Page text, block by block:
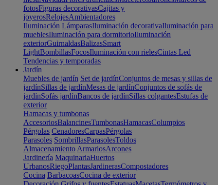
fotosFiguras decorativasCajitas y
joyerosRelojesAmbientadores
Iluminación LámparasIluminación decorativaIluminación para
mueblesIluminación para dormitorioIluminación
exteriorGuirnaldasBalizasSmart
LightBombillasFocosIluminación con rielesCintas Led
Tendencias y temporadas
Jardín
Muebles de jardín Set de jardínConjuntos de mesas y sillas de
jardínSillas de jardínMesas de jardínConjuntos de sofás de
jardínSofás jardínBancos de jardínSillas colgantesEstufas de
exterior
Hamacas y tumbonas
AccesoriosBalancinesTumbonasHamacasColumpios
Pérgolas CenadoresCarpasPérgolas
Parasoles SombrillasParasolesToldos
Almacenamiento ArmariosArcones
Jardinería MaquinariaHuertos
UrbanosRiegoPlantasJardinerasCompostadores
Cocina BarbacoasCocina de exterior